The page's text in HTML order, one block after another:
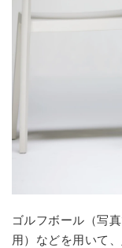
ゴルフボール（写
用）などを用いて